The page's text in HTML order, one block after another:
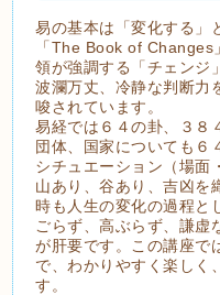
易の基本は「変化する」
「The Book of
領が強調する「チェンジ
波瀾万丈、冷静な判断力
唆されています。
易経では６４の卦、３８
団体、国家についても６
シチュエーション（場面
山あり、谷あり、吉凶を
時も人生の変化の過程と
ごらず、高ぶらず、謙虚
が肝要です。この講座で
で、わかりやすく楽しく
す。